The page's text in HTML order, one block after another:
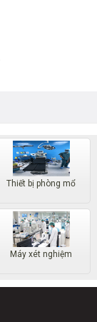
Thiết bị phòng mổ
Máy xét nghiệm